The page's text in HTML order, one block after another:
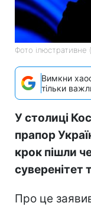
Фото ілюстративне
Вимкни
тільки
У столиці
прапор
крок пішли
суверенітет
Про це